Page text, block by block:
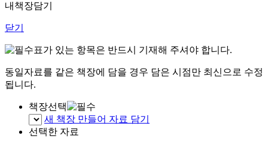
내책장담기
닫기
표가 있는 항목은 반드시 기재해 주셔야 합니다.
동일자료를 같은 책장에 담을 경우 담은 시점만 최신으로 수정
됩니다.
책장선택
새 책장 만들어 자료 담기
선택한 자료